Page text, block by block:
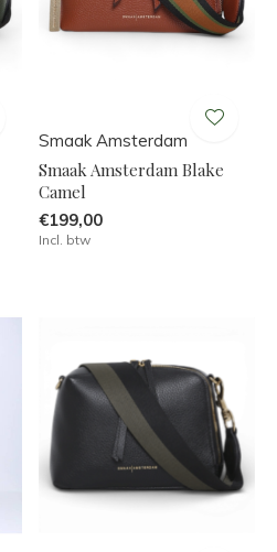
Smaak Amsterdam
Smaak Amsterdam Blake
Camel
€199,00
Incl. btw